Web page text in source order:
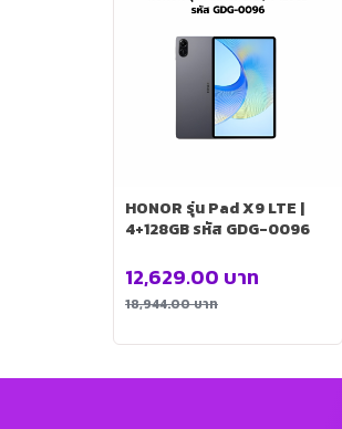
HONOR รุ่น Pad X9 LTE |
4+128GB รหัส GDG-0096
18,944.00บาท
12,629.00 บาท